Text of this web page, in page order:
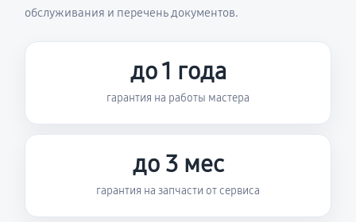
обслуживания и перечень документов.
до 1 года
гарантия на работы мастера
до 3 мес
гарантия на запчасти от сервиса